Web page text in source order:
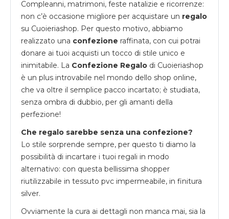
Compleanni, matrimoni, feste natalizie e ricorrenze:
non c’è occasione migliore per acquistare un regalo
su Cuoieriashop. Per questo motivo, abbiamo
realizzato una confezione raffinata, con cui potrai
donare ai tuoi acquisti un tocco di stile unico e
inimitabile. La Confezione Regalo di Cuoieriashop
è un plus introvabile nel mondo dello shop online,
che va oltre il semplice pacco incartato; è studiata,
senza ombra di dubbio, per gli amanti della
perfezione!
Che regalo sarebbe senza una confezione?
Lo stile sorprende sempre, per questo ti diamo la
possibilità di incartare i tuoi regali in modo
alternativo: con questa bellissima shopper
riutilizzabile in tessuto pvc impermeabile, in finitura
silver.
Ovviamente la cura ai dettagli non manca mai, sia la